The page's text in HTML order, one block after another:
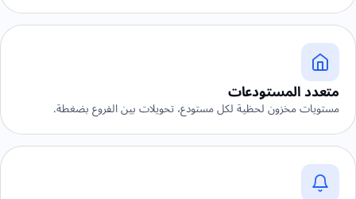
متعدد المستودعات
مستويات مخزون لحظية لكل مستودع، تحويلات بين الفروع بضغطة.